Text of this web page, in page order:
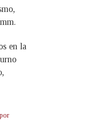
en la